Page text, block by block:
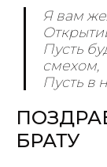
Я вам
Пусть
смехом,
Пусть в
БРАТУ